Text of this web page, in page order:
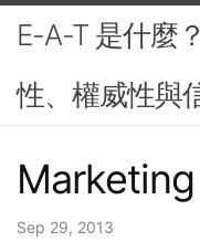
E-A-T 是什麼
性、權威性與
Sep 29, 2013